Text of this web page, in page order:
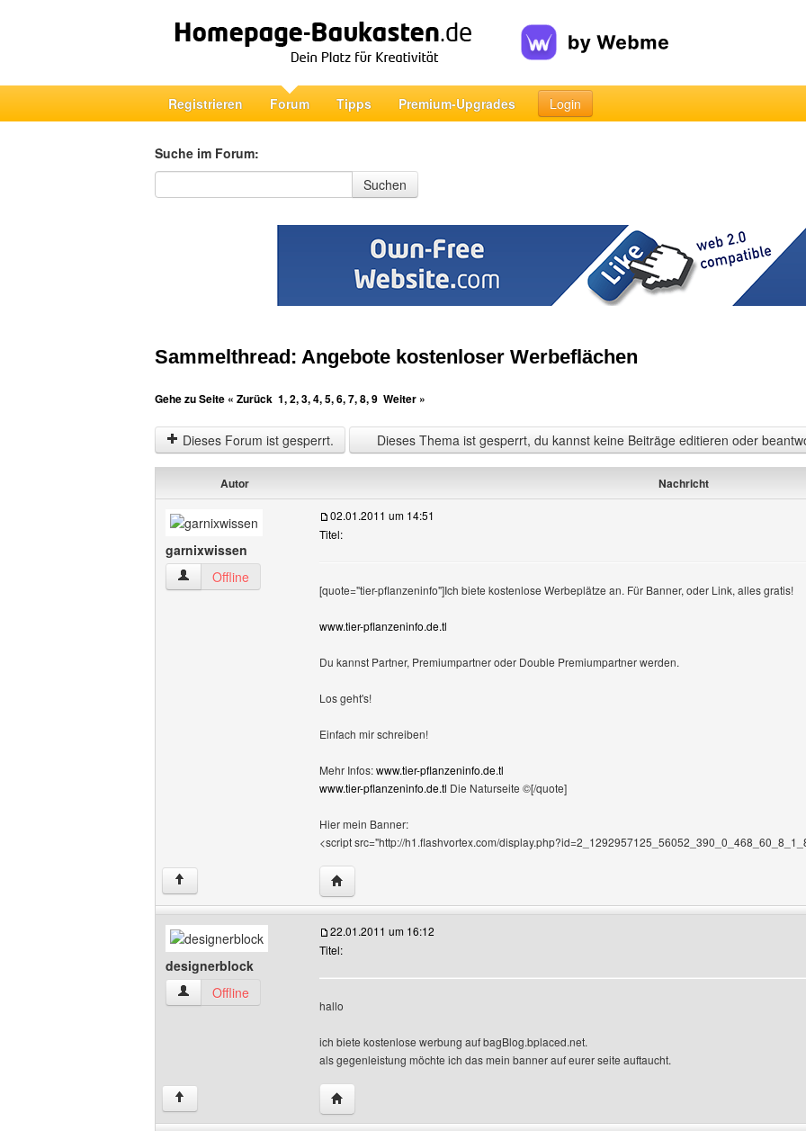
Registrieren Forum Tipps Premium-Upgrades Login
Suche im Forum:
Suche im Forum
Suchen
Sammelthread: Angebote kostenloser Werbeflächen
Gehe zu Seite « Zurück 1,2,3,4,5,6,7,8,9 Weiter »
Dieses Forum ist gesperrt. Dieses Thema ist gesperrt, du kannst keine Beiträge editieren oder
Autor Nachricht
garnixwissen
garnixwissen Benutzer-Profile anzeigen
Offline
02.01.2011 um 14:51
Titel:
[quote="tier-pflanzeninfo"]Ich biete kostenlose Werbeplätze an. Für Banner, oder Link, alles gratis!
www.tier-pflanzeninfo.de.tl
Du kannst Partner, Premiumpartner oder Double Premiumpartner werden.
Los geht's!
Einfach mir schreiben!
Mehr Infos:www.tier-pflanzeninfo.de.tl
www.tier-pflanzeninfo.de.tl Die Naturseite ©[/quote]
Hier mein Banner:
<script src="http://h1.flashvortex.com/
↑ Website dieses Benutzers besuchen: garnixwissen
designerblock
designerblock Benutzer-Profile anzeigen
Offline
22.01.2011 um 16:12
Titel:
hallo
ich biete kostenlose werbung auf bagBlog.bplaced.net.
als gegenleistung möchte ich das mein banner auf eurer seite auftaucht.
↑ Website dieses Benutzers besuchen: designerblock